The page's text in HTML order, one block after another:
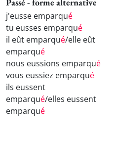
j'eusse emparqué
tu eusses emparqué
il eût emparqué/elle eût
emparqué
nous eussions emparqué
vous eussiez emparqué
ils eussent
emparqué/elles eussent
emparqué